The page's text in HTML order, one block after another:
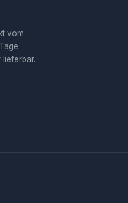
vom
lieferbar.